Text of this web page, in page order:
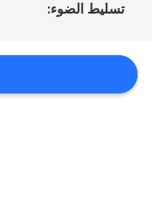
الموقع
PRIVACY
تسليط الضوء: